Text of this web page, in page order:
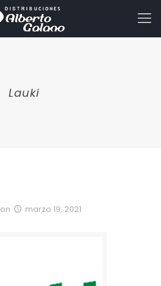
Lauki
on marzo 19, 2021